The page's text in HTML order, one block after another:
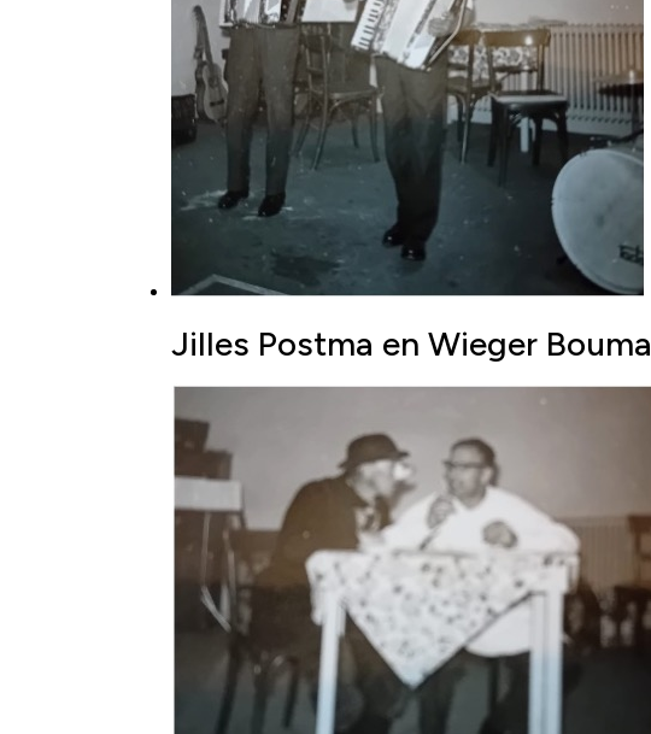
Jilles Postma en Wieger Bouma